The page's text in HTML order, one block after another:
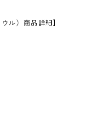
ル）商品詳細】